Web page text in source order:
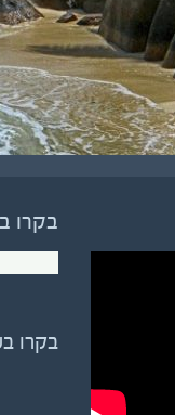
בקרו
בקרו